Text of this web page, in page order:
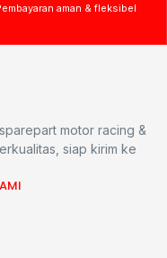
aman & fleksibel
motor racing &
siap kirim ke